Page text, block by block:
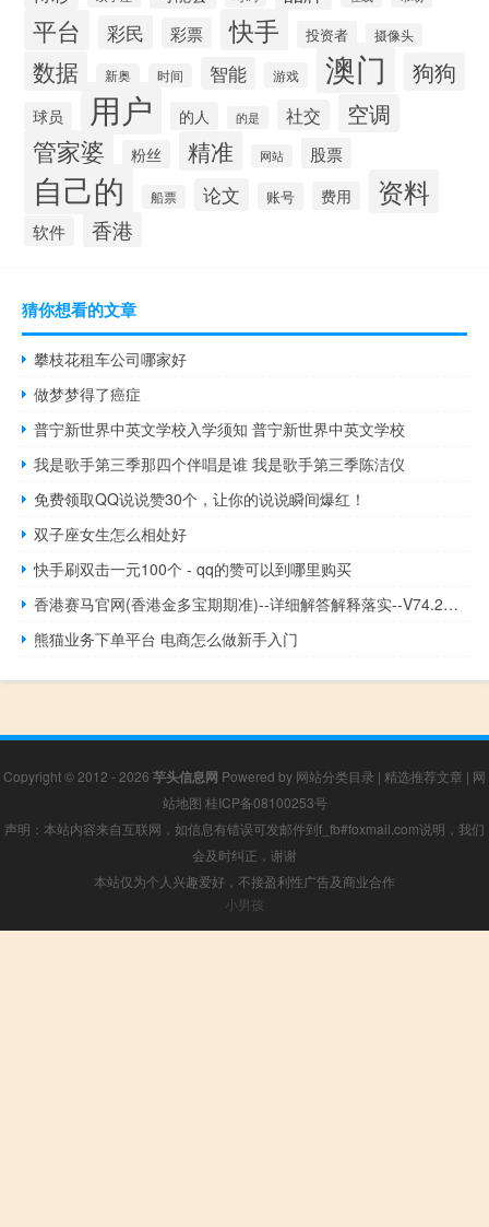
平台 彩民 彩票 快手 投资者 摄像头
数据 新奥 时间 智能 游戏 澳门 狗狗
球员 用户 的人 的是 社交 空调
管家婆 粉丝 精准 网站 股票
自己的 船票 论文 账号 费用 资料
软件 香港
猜你想看的文章
攀枝花租车公司哪家好
做梦梦得了癌症
普宁新世界中英文学校入学须知 普宁新世界中英文学校
我是歌手第三季那四个伴唱是谁 我是歌手第三季陈洁仪
免费领取QQ说说赞30个，让你的说说瞬间爆红！
双子座女生怎么相处好
快手刷双击一元100个 - qq的赞可以到哪里购买
香港赛马官网(香港金多宝期期准)--详细解答解释落实--V74.25.99
熊猫业务下单平台 电商怎么做新手入门
Copyright © 2012 - 2026 芋头信息网 Powered by 网站分类目录 | 精选推荐文章 | 网
站地图 桂ICP备08100253号
声明：本站内容来自互联网，如信息有错误可发邮件到f_fb#foxmail.com说明，我们
会及时纠正，谢谢
本站仅为个人兴趣爱好，不接盈利性广告及商业合作
小男孩